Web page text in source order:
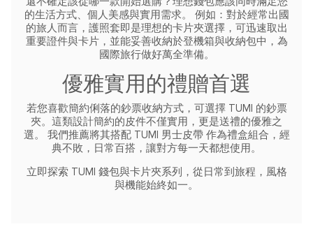
的生活方式、個人美感與實用需求。
例如：對於經常出國
的旅人而言，護照套即是理想的卡片夾選擇，可迅速取出
重要證件與卡片，並能妥善收納於登機箱與收納包中，為
國際旅行做好萬全準備。
優雅實用的禮贈首選
若您喜歡簡約俐落的鈔票收納方式，可選擇 TUMI 的鈔票
夾。這類設計簡約的皮件不僅實用，更是送禮的優雅之
選。
我們推薦將其搭配 TUMI 男士皮帶 作為禮盒組合，經
典不敗，日常百搭，讓對方每一天都想使用。
立即探索 TUMI 錢包與卡片夾系列，從日常到旅程，風格
與機能始終如一。